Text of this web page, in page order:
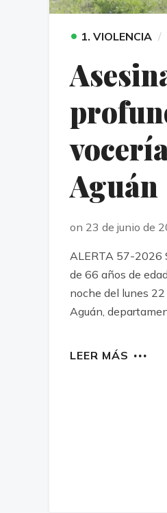
• 1. VIOLENCIA
Aguán
on 23 de junio de
ALERTA 57-2026
de 66 años de
noche del lunes
Aguán,
LEER MÁS